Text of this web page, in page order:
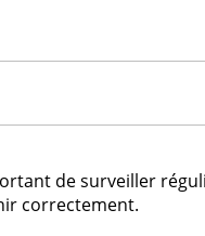
de surveiller
correctement.